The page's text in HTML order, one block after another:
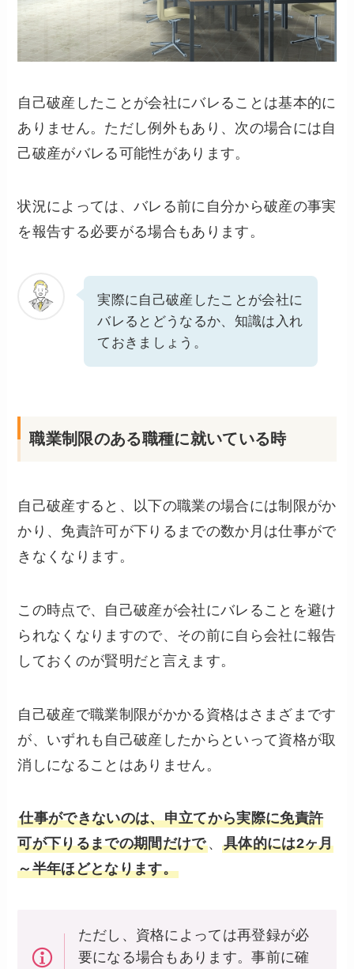
自己破産したことが会社にバレることは基本的に
ありません。ただし例外もあり、次の場合には自
己破産がバレる可能性があります。
状況によっては、バレる前に自分から破産の事実
を報告する必要がる場合もあります。
実際に自己破産したことが会社に
バレるとどうなるか、知識は入れ
ておきましょう。
職業制限のある職種に就いている時
自己破産すると、以下の職業の場合には制限がか
かり、免責許可が下りるまでの数か月は仕事がで
きなくなります。
この時点で、自己破産が会社にバレることを避け
られなくなりますので、その前に自ら会社に報告
しておくのが賢明だと言えます。
自己破産で職業制限がかかる資格はさまざまです
が、いずれも自己破産したからといって資格が取
消しになることはありません。
仕事ができないのは、申立てから実際に免責許
可が下りるまでの期間だけで、 具体的には2ヶ月
～半年ほどとなります。
ただし、資格によっては再登録が必
要になる場合もあります。事前に確